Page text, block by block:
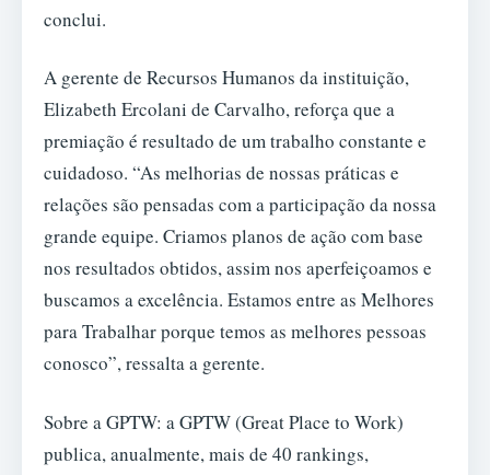
conclui.
A gerente de Recursos Humanos da instituição,
Elizabeth Ercolani de Carvalho, reforça que a
premiação é resultado de um trabalho constante e
cuidadoso. “As melhorias de nossas práticas e
relações são pensadas com a participação da nossa
grande equipe. Criamos planos de ação com base
nos resultados obtidos, assim nos aperfeiçoamos e
buscamos a excelência. Estamos entre as Melhores
para Trabalhar porque temos as melhores pessoas
conosco”, ressalta a gerente.
Sobre a GPTW: a GPTW (Great Place to Work)
publica, anualmente, mais de 40 rankings,